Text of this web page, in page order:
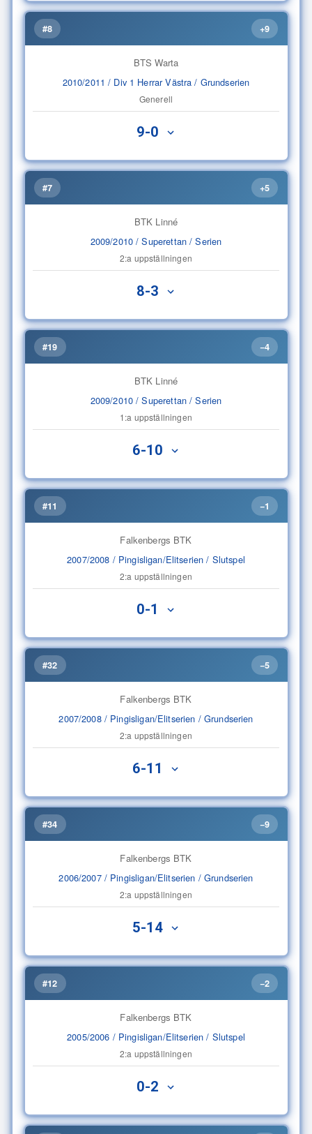
#8 +9
BTS Warta
2010/2011 / Div 1 Herrar Västra / Grundserien
Generell
9-0
#7 +5
BTK Linné
2009/2010 / Superettan / Serien
2:a uppställningen
8-3
#19 −4
BTK Linné
2009/2010 / Superettan / Serien
1:a uppställningen
6-10
#11 −1
Falkenbergs BTK
2007/2008 / Pingisligan/Elitserien / Slutspel
2:a uppställningen
0-1
#32 −5
Falkenbergs BTK
2007/2008 / Pingisligan/Elitserien / Grundserien
2:a uppställningen
6-11
#34 −9
Falkenbergs BTK
2006/2007 / Pingisligan/Elitserien / Grundserien
2:a uppställningen
5-14
#12 −2
Falkenbergs BTK
2005/2006 / Pingisligan/Elitserien / Slutspel
2:a uppställningen
0-2